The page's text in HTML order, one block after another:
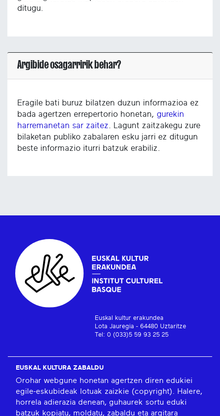
ditugu.
Argibide osagarririk behar?
Eragile bati buruz bilatzen duzun informazioa ez
bada agertzen errepertorio honetan, gurekin
harremanetan sar zaitez . Lagunt zaitzakegu zure
bilaketan publiko zabalaren esku jarri ez ditugun
beste informazio iturri batzuk erabiliz.
Euskal kultur erakundea
Lota Jauregia - 64480 Uztaritze
Tel: 0 (033)5 59 93 25 25
EUSKAL KULTURA ZABALDU
Orohar webgune honetan agertzen diren edukiei
egile-eskubideak lotuak zaizkie (copyright). Halere,
horrela adierazia denean, guhaurek sortu eduki
batzuk kopiatu, moldatu, zabaldu eta argitara